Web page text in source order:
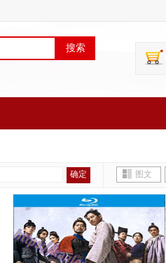
搜索
确定 图文